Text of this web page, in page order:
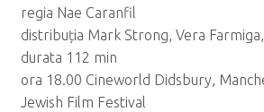
regia Nae Caranfil
distribuția Mark Strong, Vera
durata 112 min
ora 18.00 Cineworld Didsbury,
Jewish Film Festival